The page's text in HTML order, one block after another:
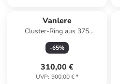
Vanlere
Cluster-Ring aus 375
Gelbgold mit Zirkonia mit
Saphir
-65%
310,00 €
UVP: 900,00 €*